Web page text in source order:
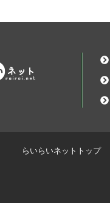
らいらいネットトップ